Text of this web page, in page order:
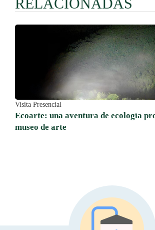
Visita Presencial
Ecoarte: una aventura de ecología
museo de arte